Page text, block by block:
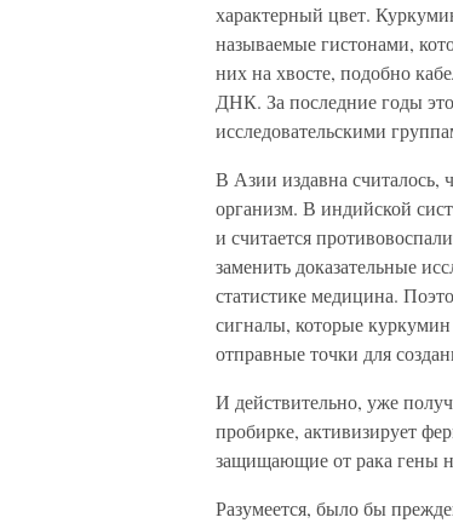
характерный цвет.
называемые гистонами,
них на хвосте, подобно
ДНК. За последние годы
исследовательскими
В Азии издавна считалось,
организм. В индийской
и считается
заменить доказательные
статистике медицина.
сигналы, которые
отправные точки для
И действительно, уже
пробирке, активизирует
защищающие от рака гены
Разумеется, было бы